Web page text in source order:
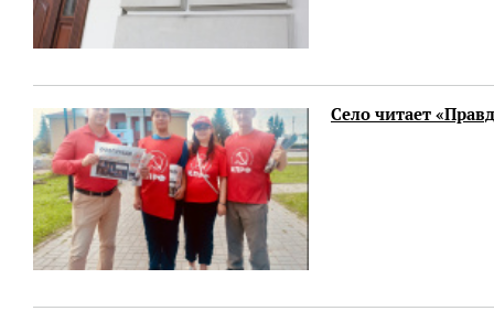
Село читает